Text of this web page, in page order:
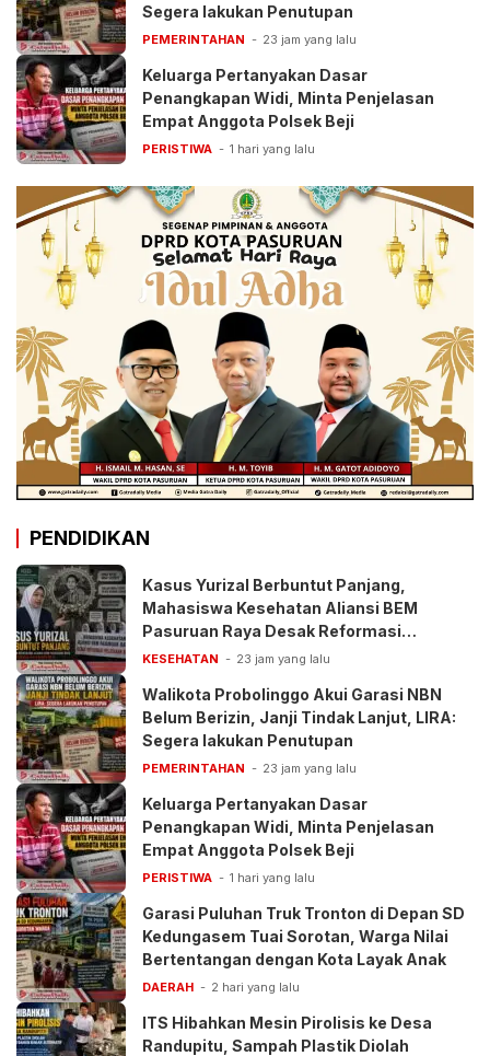
Segera lakukan Penutupan
PEMERINTAHAN 23 jam yang lalu
Keluarga Pertanyakan Dasar
Penangkapan Widi, Minta Penjelasan
Empat Anggota Polsek Beji
PERISTIWA 1 hari yang lalu
PENDIDIKAN
Kasus Yurizal Berbuntut Panjang,
Mahasiswa Kesehatan Aliansi BEM
Pasuruan Raya Desak Reformasi
Pelayanan BPJS
KESEHATAN 23 jam yang lalu
Walikota Probolinggo Akui Garasi NBN
Belum Berizin, Janji Tindak Lanjut, LIRA:
Segera lakukan Penutupan
PEMERINTAHAN 23 jam yang lalu
Keluarga Pertanyakan Dasar
Penangkapan Widi, Minta Penjelasan
Empat Anggota Polsek Beji
PERISTIWA 1 hari yang lalu
Garasi Puluhan Truk Tronton di Depan SD
Kedungasem Tuai Sorotan, Warga Nilai
Bertentangan dengan Kota Layak Anak
DAERAH 2 hari yang lalu
ITS Hibahkan Mesin Pirolisis ke Desa
Randupitu, Sampah Plastik Diolah